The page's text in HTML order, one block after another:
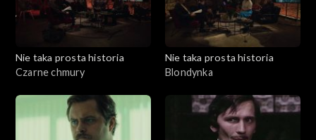
Nie taka prosta historia
Czarne chmury
Nie taka prosta historia
Blondynka